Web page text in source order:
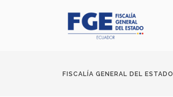
FISCALÍA GENERAL DEL ESTADO